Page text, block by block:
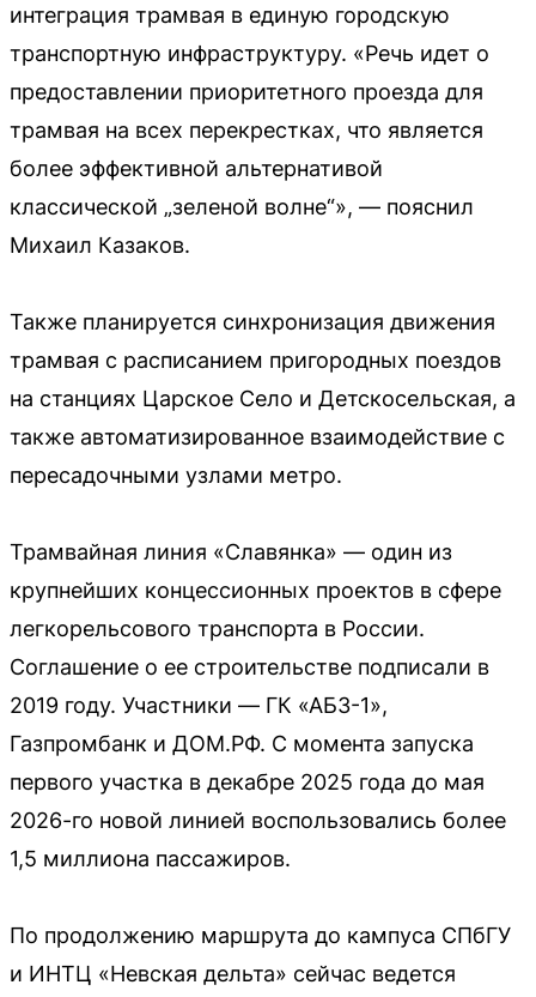
интеграция трамвая в единую городскую
транспортную инфраструктуру. «Речь идет о
предоставлении приоритетного проезда для
трамвая на всех перекрестках, что является
более эффективной альтернативой
классической „зеленой волне“», — пояснил
Михаил Казаков.
Также планируется синхронизация движения
трамвая с расписанием пригородных поездов
на станциях Царское Село и Детскосельская, а
также автоматизированное взаимодействие с
пересадочными узлами метро.
Трамвайная линия «Славянка» — один из
крупнейших концессионных проектов в сфере
легкорельсового транспорта в России.
Соглашение о ее строительстве подписали в
2019 году. Участники — ГК «АБЗ-1»,
Газпромбанк и ДОМ.РФ. С момента запуска
первого участка в декабре 2025 года до мая
2026-го новой линией воспользовались более
1,5 миллиона пассажиров.
По продолжению маршрута до кампуса СПбГУ
и ИНТЦ «Невская дельта» сейчас ведется